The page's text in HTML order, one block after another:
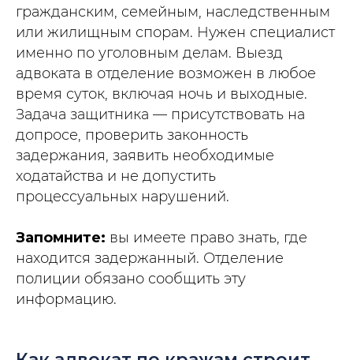
гражданским, семейным, наследственным
или жилищным спорам. Нужен специалист
именно по уголовным делам. Выезд
адвоката в отделение возможен в любое
время суток, включая ночь и выходные.
Задача защитника — присутствовать на
допросе, проверить законность
задержания, заявить необходимые
ходатайства и не допустить
процессуальных нарушений.
Запомните: вы имеете право знать, где
находится задержанный. Отделение
полиции обязано сообщить эту
информацию.